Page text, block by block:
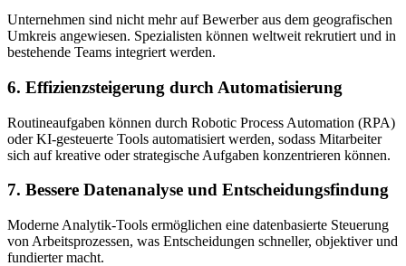
Unternehmen sind nicht mehr auf Bewerber aus dem geografischen
Umkreis angewiesen. Spezialisten können weltweit rekrutiert und in
bestehende Teams integriert werden.
6. Effizienzsteigerung durch Automatisierung
Routineaufgaben können durch Robotic Process Automation (RPA)
oder KI-gesteuerte Tools automatisiert werden, sodass Mitarbeiter
sich auf kreative oder strategische Aufgaben konzentrieren können.
7. Bessere Datenanalyse und Entscheidungsfindung
Moderne Analytik-Tools ermöglichen eine datenbasierte Steuerung
von Arbeitsprozessen, was Entscheidungen schneller, objektiver und
fundierter macht.